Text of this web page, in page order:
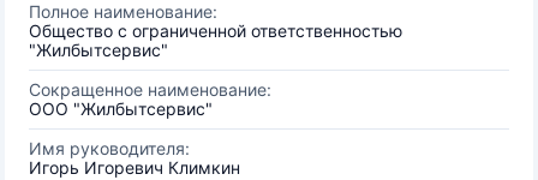
Полное наименование:
Общество с ограниченной ответственностью
"Жилбытсервис"
Сокращенное наименование:
ООО "Жилбытсервис"
Имя руководителя:
Игорь Игоревич Климкин